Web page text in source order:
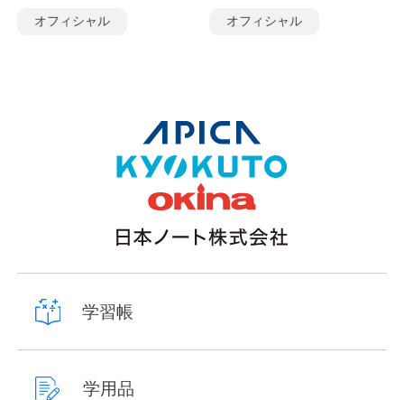
オフィシャル オフィシャル
学習帳
学用品